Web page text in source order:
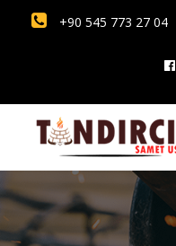
+90 545 773 27 04